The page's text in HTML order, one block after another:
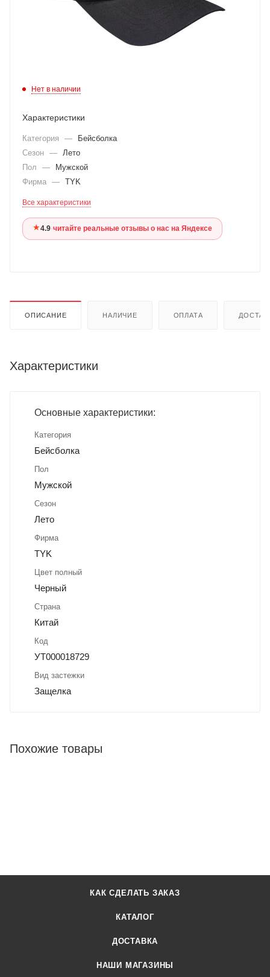
Нет в наличии
Характеристики
Категория —
Бейсболка
Сезон —
Лето
Пол
—
Мужской
Фирма — TYK
Все характеристики
★4.9·читайте реальные отзывы о нас на Яндексе
ОПИСАНИЕ НАЛИЧИЕ ОПЛАТА
Характеристики
Основные характеристики:
Категория
Бейсболка
Пол
Мужской
Сезон
Лето
Фирма
TYK
Цвет полный
Черный
Страна
Китай
Код
УТ000018729
Вид застежки
Защелка
Похожие товары
КАК СДЕЛАТЬ ЗАКАЗ
КАТАЛОГ
ДОСТАВКА
НАШИ МАГАЗИНЫ